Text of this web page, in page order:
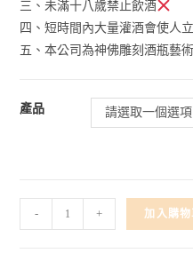
三、未滿十八歲禁止飲酒
四、短時間內大量灌酒會使人
五、本公司為神佛雕刻酒瓶藝
產品 請選取一個選項
- + 加入購物